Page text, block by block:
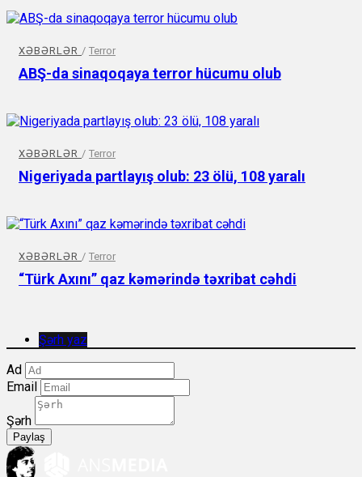
XƏBƏRLƏR / Terror
ABŞ-da sinaqoqaya terror hücumu olub
XƏBƏRLƏR / Terror
Nigeriyada partlayış olub: 23 ölü, 108 yaralı
XƏBƏRLƏR / Terror
“Türk Axını” qaz kəmərində təxribat cəhdi
Şərh yaz
Ad
Email
Şərh
Paylaş